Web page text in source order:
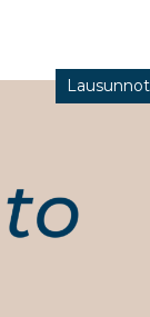
Lausunnot